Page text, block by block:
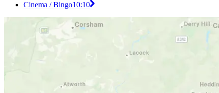
Cinema / Bingo10:10